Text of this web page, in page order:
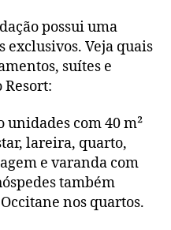
possui uma
exclusivos. Veja quais
suítes e
Resort:
com 40 m²
lareira, quarto,
e varanda com
também
nos quartos.